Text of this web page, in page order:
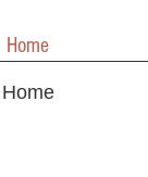
Home
Home